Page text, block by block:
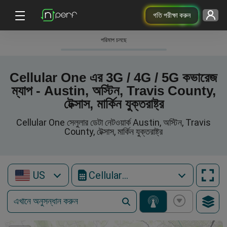
গতি পরীক্ষা করুন
পরিমাপ চলছে
Cellular One এর 3G / 4G / 5G কভারেজ
ম্যাপ - Austin, অস্টিন, Travis County,
টেক্সাস, মার্কিন যুক্তরাষ্ট্র
Cellular One সেলুলার ডেটা নেটওয়ার্ক Austin, অস্টিন, Travis
County, টেক্সাস, মার্কিন যুক্তরাষ্ট্র
US Cellular One